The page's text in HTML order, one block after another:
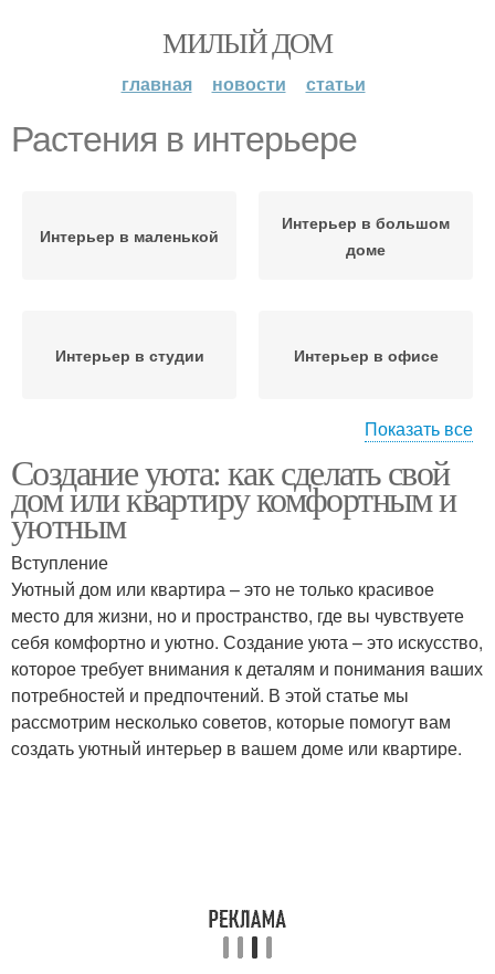
МИЛЫЙ ДОМ
главная новости статьи
Растения в интерьере
Интерьер в маленькой
Интерьер в большом
доме
Интерьер в студии Интерьер в офисе
гостеприимного
интерьера
Комнатные растения
Живые в интерьере
Цвета в современном
интерьере
Растения в
современном
интерьере
Цвета в интерьере
Показать все
Создание уюта: как сделать свой
дом или квартиру комфортным и
уютным
Вступление
Уютный дом или квартира – это не только красивое
место для жизни, но и пространство, где вы чувствуете
себя комфортно и уютно. Создание уюта – это искусство,
которое требует внимания к деталям и понимания ваших
потребностей и предпочтений. В этой статье мы
рассмотрим несколько советов, которые помогут вам
создать уютный интерьер в вашем доме или квартире.